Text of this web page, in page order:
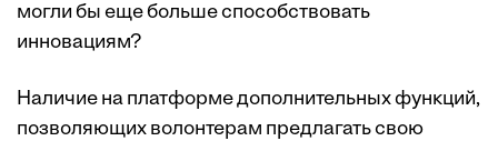
могли бы еще больше способствовать
инновациям?
Наличие на платформе дополнительных функций,
позволяющих волонтерам предлагать свою